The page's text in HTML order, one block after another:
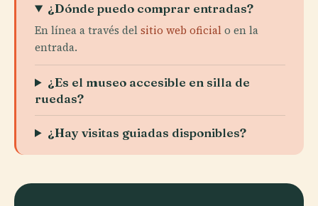
¿Dónde puedo comprar entradas?
En línea a través delsitio web oficialo en la
entrada.
¿Es el museo accesible en silla de
ruedas?
¿Hay visitas guiadas disponibles?